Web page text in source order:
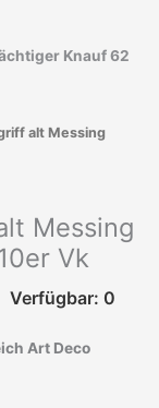
alt Messing
Messing
Vk
Verfügbar: 0
Art Deco